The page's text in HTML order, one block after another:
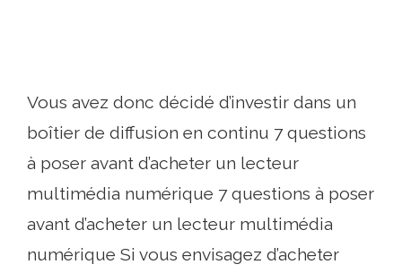
Vous avez donc décidé d’investir dans un
boîtier de diffusion en continu 7 questions
à poser avant d’acheter un lecteur
multimédia numérique 7 questions à poser
avant d’acheter un lecteur multimédia
numérique Si vous envisagez d’acheter